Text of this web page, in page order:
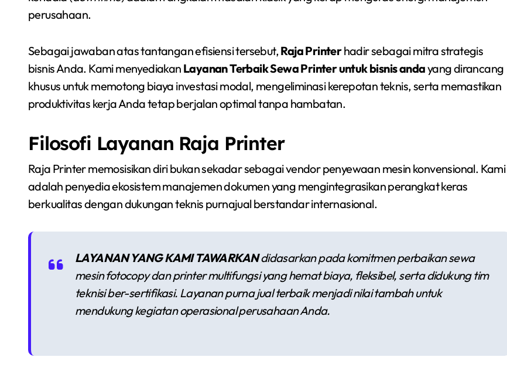
perusahaan.
Sebagai jawaban atas tantangan efisiensi tersebut,Raja Printerhadir sebagai mitra strategis
bisnis Anda. Kami menyediakan Layanan Terbaik Sewa Printer untuk bisnis andayang dirancang
khusus untuk memotong biaya investasi modal, mengeliminasi kerepotan teknis, serta memastikan
produktivitas kerja Anda tetap berjalan optimal tanpa hambatan.
Filosofi Layanan Raja Printer
Raja Printer memosisikan diri bukan sekadar sebagai vendor penyewaan mesin konvensional. Kami
adalah penyedia ekosistem manajemen dokumen yang mengintegrasikan perangkat keras
berkualitas dengan dukungan teknis purnajual berstandar internasional.
LAYANAN YANG KAMI TAWARKANdidasarkan pada komitmen perbaikan sewa
mesin fotocopy dan printer multifungsi yang hemat biaya, fleksibel, serta didukung tim
teknisi ber-sertifikasi. Layanan purna jual terbaik menjadi nilai tambah untuk
mendukung kegiatan operasional perusahaan Anda.